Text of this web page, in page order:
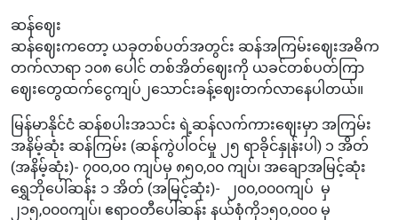
ဆန်ဈေး
ဆန်ဈေးကတော့ ယခုတစ်ပတ်အတွင်း ဆန်အကြမ်းဈေးအဓိက
တက်လာရာ ၁၀၈ ပေါင် တစ်အိတ်ဈေးကို ယခင်တစ်ပတ်ကြာ
ဈေးတွေထက်ငွေကျပ်၂သောင်းခန့်ဈေးတက်လာနေပါတယ်။
မြန်မာနိုင်ငံ ဆန်စပါးအသင်း ရဲ့ဆန်လက်ကားဈေးမှာ အကြမ်း
အနိမ့်ဆုံး ဆန်ကြမ်း (ဆန်ကွဲပါဝင်မှု ၂၅ ရာခိုင်နှုန်းပါ) ၁ အိတ်
(အနိမ့်ဆုံး)- ၇၀၀,၀၀ ကျပ်မှ ၈၅၀,၀၀ ကျပ်၊ အချောအမြင့်ဆုံး
ရွှေဘိုပေါ်ဆန်း ၁ အိတ် (အမြင့်ဆုံး)- ၂၀၀,၀၀၀ကျပ် မှ
၂၁၅,၀၀၀ကျပ်၊ ဧရာဝတီပေါ်ဆန်း နယ်စုံကို၁၅၀,၀၀၀ မှ